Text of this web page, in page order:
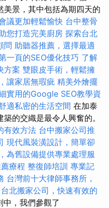
景，其中包括為期四天的
議更加輕鬆愉快 台中整骨
您打造完美廚房 探索台北
問 助聽器推薦，選擇最適
一頁的SEO優化技巧 了解
方案 雙眼皮手術，輕鬆擁
讓家居無瑕疵 精美外燴擺
實用的Google SEO教學資
適私密的生活空間 在加泰
的交織是最令人興奮的。
有效方法 台中搬家公司推
現代風裝潢設計，簡單卻
為舊設備提供專業處理服
療程 整復師培訓 專業記
台灣前十大律師事務所，
台北搬家公司，快速有效的
中，我們參觀了